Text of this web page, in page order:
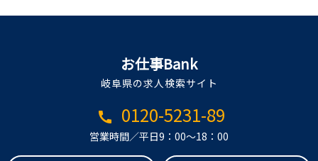
お仕事Bank
岐阜県の求人検索サイト
call 0120-5231-89
営業時間／平日9：00～18：00